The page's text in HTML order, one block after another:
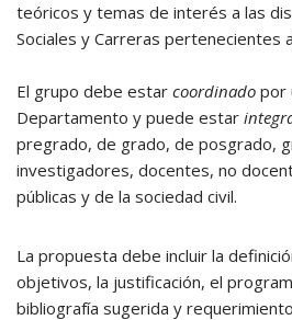
teóricos y temas de interés a las
Sociales y Carreras pertenecientes
El grupo debe estar coordinado por
Departamento y puede estar
pregrado, de grado, de posgrado,
investigadores, docentes, no
públicas y de la sociedad civil.
La propuesta debe incluir la
objetivos, la justificación, el
bibliografía sugerida y